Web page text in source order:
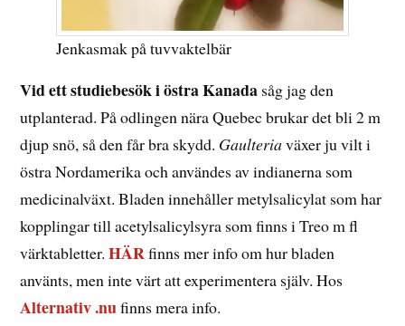
Jenkasmak på tuvvaktelbär
Vid ett studiebesök i östra Kanada såg jag den
utplanterad. På odlingen nära Quebec brukar det bli 2 m
djup snö, så den får bra skydd. Gaulteriaväxer ju vilt i
östra Nordamerika och användes av indianerna som
medicinalväxt. Bladen innehåller metylsalicylat som har
kopplingar till acetylsalicylsyra som finns i Treo m fl
värktabletter.HÄRfinns mer info om hur bladen
använts, men inte värt att experimentera själv. Hos
Alternativ .nufinns mera info.